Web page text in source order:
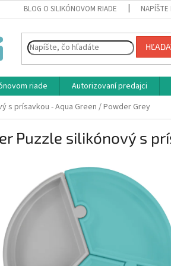
BLOG O SILIKÓNOVOM RIADE NAPÍŠTE
riade Autorizovaní predajci
s prísavkou - Aqua Green / Powder Grey
Puzzle silikónový s